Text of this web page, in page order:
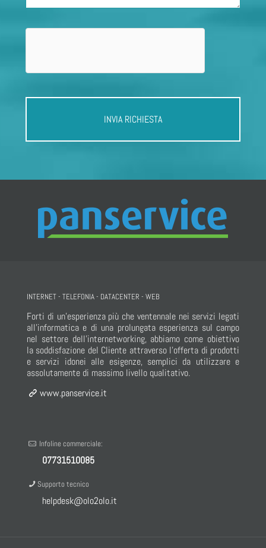
INTERNET - TELEFONIA - DATACENTER - WEB
Forti di un’esperienza più che ventennale nei servizi legati
all’informatica e di una prolungata esperienza sul campo
nel settore dell’internetworking, abbiamo come obiettivo
la soddisfazione del Cliente attraverso l’offerta di prodotti
e servizi idonei alle esigenze, semplici da utilizzare e
assolutamente di massimo livello qualitativo.
www.panservice.it
Infoline commerciale:
07731510085
Supporto tecnico
helpdesk@olo2olo.it